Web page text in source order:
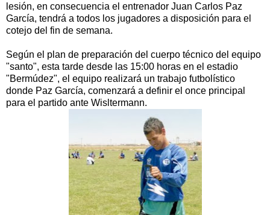
lesión, en consecuencia el entrenador Juan Carlos Paz
García, tendrá a todos los jugadores a disposición para el
cotejo del fin de semana.
Según el plan de preparación del cuerpo técnico del equipo
"santo", esta tarde desde las 15:00 horas en el estadio
"Bermúdez", el equipo realizará un trabajo futbolístico
donde Paz García, comenzará a definir el once principal
para el partido ante Wisltermann.